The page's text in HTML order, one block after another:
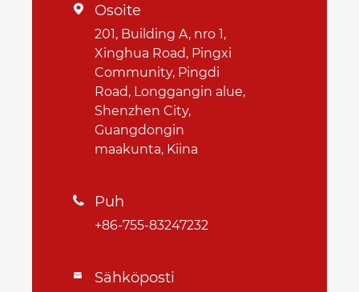
 Osoite
201, Building A, nro 1,
Xinghua Road, Pingxi
Community, Pingdi
Road, Longgangin alue,
Shenzhen City,
Guangdongin
maakunta, Kiina
 Puh
+86-755-83247232
 Sähköposti